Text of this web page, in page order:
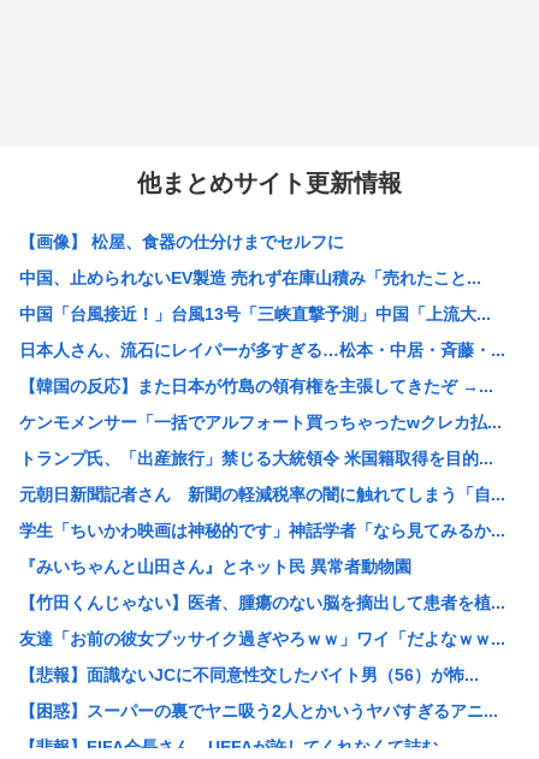
他まとめサイト更新情報
【画像】 松屋、食器の仕分けまでセルフに
中国、止められないEV製造 売れず在庫山積み「売れたこと...
中国「台風接近！」台風13号「三峡直撃予測」中国「上流大...
日本人さん、流石にレイパーが多すぎる…松本・中居・斉藤・...
【韓国の反応】また日本が竹島の領有権を主張してきたぞ →...
ケンモメンサー「一括でアルフォート買っちゃったwクレカ払...
トランプ氏、「出産旅行」禁じる大統領令 米国籍取得を目的...
元朝日新聞記者さん 新聞の軽減税率の闇に触れてしまう「自...
学生「ちいかわ映画は神秘的です」神話学者「なら見てみるか...
『みいちゃんと山田さん』とネット民 異常者動物園
【竹田くんじゃない】医者、腫瘍のない脳を摘出して患者を植...
友達「お前の彼女ブッサイク過ぎやろｗｗ」ワイ「だよなｗｗ...
【悲報】面識ないJCに不同意性交したバイト男（56）が怖...
【困惑】スーパーの裏でヤニ吸う2人とかいうヤバすぎるアニ...
【悲報】FIFA会長さん、UEFAが許してくれなくて詰む...